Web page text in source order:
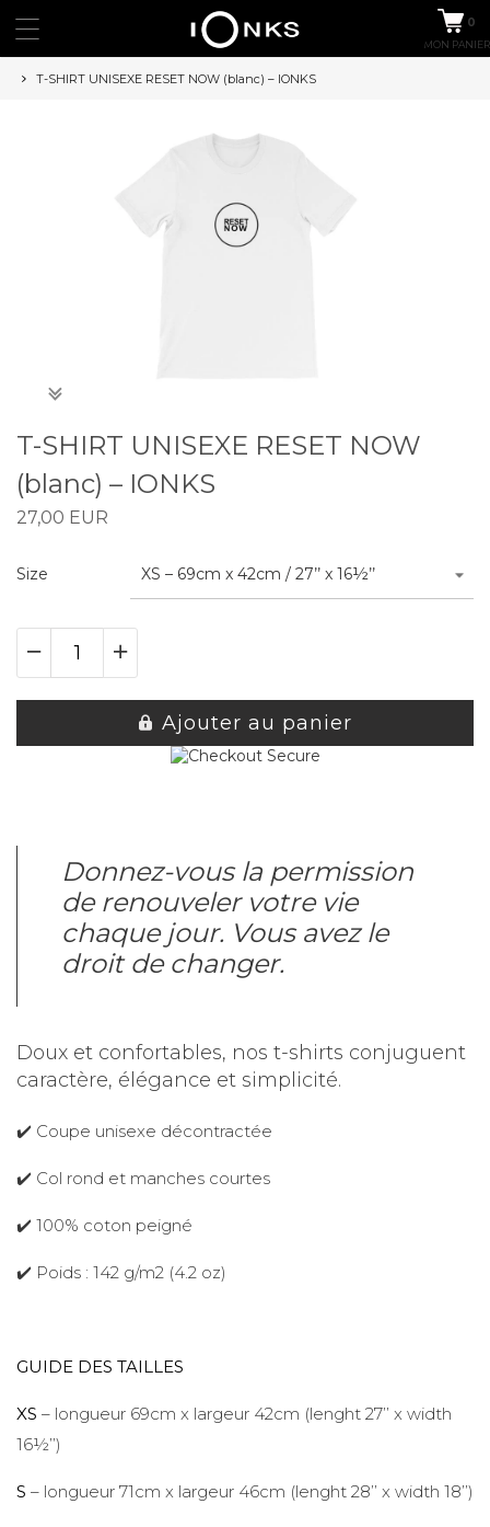
0
MON PANIER
T-SHIRT UNISEXE RESET NOW (blanc) – IONKS
T-SHIRT UNISEXE RESET NOW
(blanc) – IONKS
27,00 EUR
Size XS – 69cm x 42cm / 27’’ x 16½’’
Ajouter au panier
Donnez-vous la permission
de renouveler votre vie
chaque jour. Vous avez le
droit de changer.
Doux et confortables, nos t-shirts conjuguent
caractère, élégance et simplicité.
✔️ Coupe unisexe décontractée
✔️ Col rond et manches courtes
✔️ 100% coton peigné
✔️ Poids : 142 g/m2 (4.2 oz)
GUIDE DES TAILLES
XS – longueur 69cm x largeur 42cm (lenght 27’’ x width
16½’’)
S – longueur 71cm x largeur 46cm (lenght 28’’ x width 18’’)